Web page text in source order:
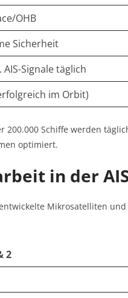
OHB
Sicherheit
AIS-Signale täglich
im Orbit)
Schiffe werden
optimiert.
in der
Mikrosatelliten
2